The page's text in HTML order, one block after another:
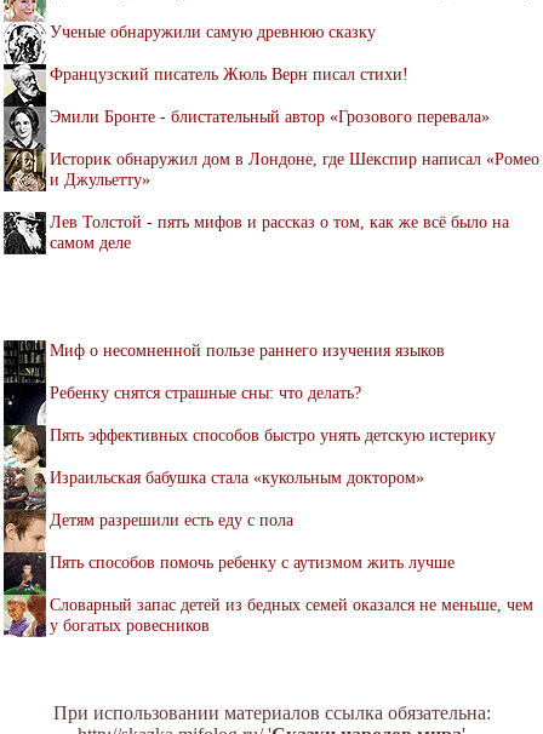
Ученые обнаружили самую древнюю сказку
Французский писатель Жюль Верн писал стихи!
Эмили Бронте - блистательный автор «Грозового перевала»
Историк обнаружил дом в Лондоне, где Шекспир написал «Ромео
и Джульетту»
Лев Толстой - пять мифов и рассказ о том, как же всё было на
самом деле
Миф о несомненной пользе раннего изучения языков
Ребенку снятся страшные сны: что делать?
Пять эффективных способов быстро унять детскую истерику
Израильская бабушка стала «кукольным доктором»
Детям разрешили есть еду с пола
Пять способов помочь ребенку с аутизмом жить лучше
Словарный запас детей из бедных семей оказался не меньше, чем
у богатых ровесников
При использовании материалов ссылка обязательна: